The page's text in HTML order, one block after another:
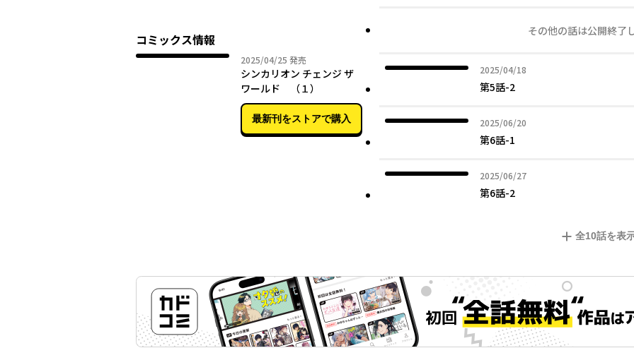
コミックス情報
2025/04/25 2025年04月25日
発売
シンカリオン チェンジ ザ
ワールド （１）
最新刊をストアで購入
その他の話は公開終了
2025/04/18
2025年04月18日
第5話-2
2025/06/20
2025年06月20日
第6話-1
2025/06/27
2025年06月27日
第6話-2
全10話を表